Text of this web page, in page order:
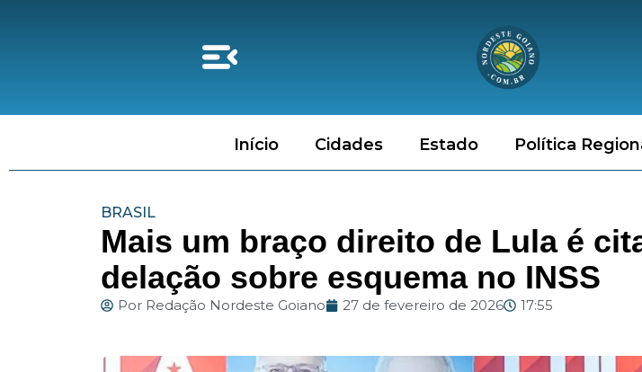
Início Cidades Estado Política
BRASIL
Mais um braço direito de Lula é
delação sobre esquema no INSS
Por Redação Nordeste Goiano 27 de fevereiro de 2026 17:55